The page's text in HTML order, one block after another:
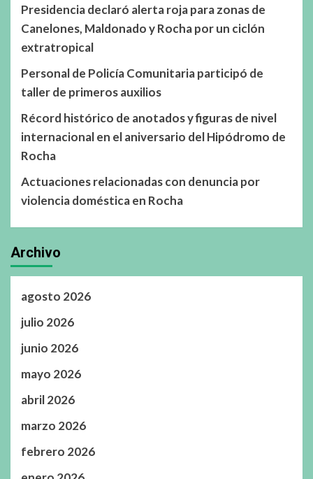
Presidencia declaró alerta roja para zonas de
Canelones, Maldonado y Rocha por un ciclón
extratropical
Personal de Policía Comunitaria participó de
taller de primeros auxilios
Récord histórico de anotados y figuras de nivel
internacional en el aniversario del Hipódromo de
Rocha
Actuaciones relacionadas con denuncia por
violencia doméstica en Rocha
Archivo
agosto 2026
julio 2026
junio 2026
mayo 2026
abril 2026
marzo 2026
febrero 2026